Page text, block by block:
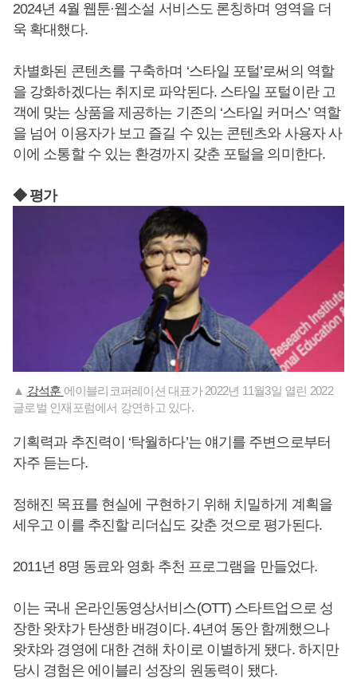
2024년 4월 웹툰·웹소설 서비스도 론칭하며 영역을 더
욱 확대했다.
차별화된 콘텐츠를 구축하며 ‘스타일 포털’로써의 역할
을 강화하겠다는 취지로 파악된다. 스타일 포털이란 고
객에 맞는 상품을 제공하는 기존의 ‘스타일 커머스’ 역할
을 넘어 이용자가 보고 즐길 수 있는 콘텐츠와 사용자 사
이에 소통할 수 있는 환경까지 갖춘 포털을 의미한다.
◆ 평가
▲ 강석훈 에이블리코퍼레이션 대표가 2022년 11월3일 열린 2022
글로벌 인재포럼에서 강연하고 있다.
기획력과 추진력이 ‘탁월하다’는 얘기를 주변으로부터
자주 듣는다.
정해진 목표를 현실에 구현하기 위해 치밀하게 계획을
세우고 이를 추진할 리더십도 갖춘 것으로 평가된다.
2011년 8명 동료와 영화 추천 프로그램을 만들었다.
이는 국내 온라인동영상서비스(OTT) 스타트업으로 성
장한 왓챠가 탄생한 배경이다. 4년여 동안 함께했으나
왓챠와 경영에 대한 견해 차이로 이별하게 됐다. 하지만
당시 경험은 에이블리 성장의 원동력이 됐다.